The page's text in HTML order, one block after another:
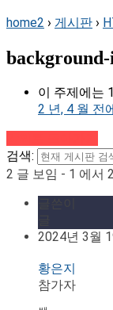
home2 › 게시판 ›
background-
이 주제에는
2 년, 4 월 전
검색:
2 글 보임 - 1 에서
2024년 3월
황은지
참가자